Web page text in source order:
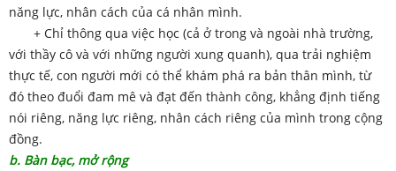
năng lực, nhân cách của cá nhân mình.
+ Chỉ thông qua việc học (cả ở trong và ngoài nhà trường,
với thầy cô và với những người xung quanh), qua trải nghiệm
thực tế, con người mới có thể khám phá ra bản thân mình, từ
đó theo đuổi đam mê và đạt đến thành công, khẳng định tiếng
nói riêng, năng lực riêng, nhân cách riêng của mình trong cộng
đồng.
b. Bàn bạc, mở rộng